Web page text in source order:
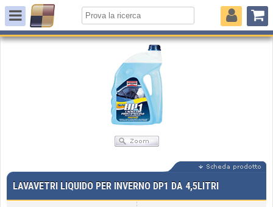
LAVAVETRI LIQUIDO PER INVERNO DP1 DA 4,5LITRI